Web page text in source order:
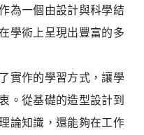
為一個由設計與科學結
學術上呈現出豐富的多
實作的學習方式，讓學
。從基礎的造型設計到
論知識，還能夠在工作